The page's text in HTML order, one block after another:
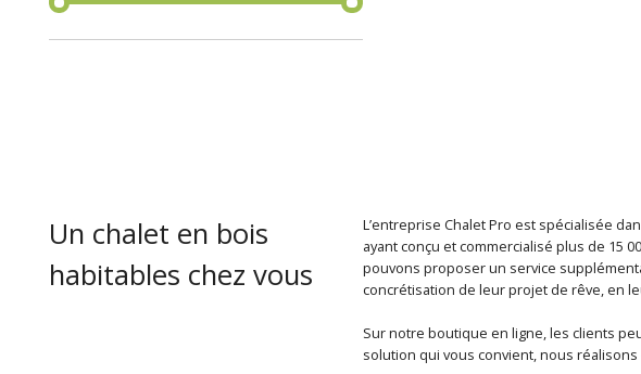
Un chalet en bois
habitables chez vous
L’entreprise Chalet Pro est spécialisée
ayant conçu et commercialisé plus de 15
pouvons proposer un service
concrétisation de leur projet de rêve, en
Sur notre boutique en ligne, les clients
solution qui vous convient, nous